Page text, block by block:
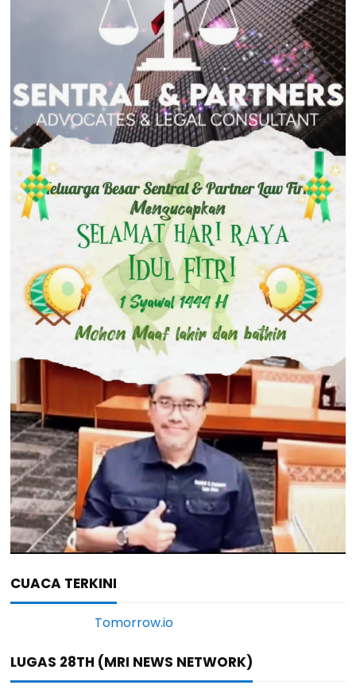
CUACA TERKINI
LUGAS 28TH (MRI NEWS NETWORK)